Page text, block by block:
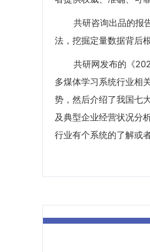
共研咨询出品的报告
法，挖掘定量数据背后
共研网发布的《
多煤体学习系统行业相
势，然后介绍了我国七
及典型企业经营状况分
行业有个系统的了解或